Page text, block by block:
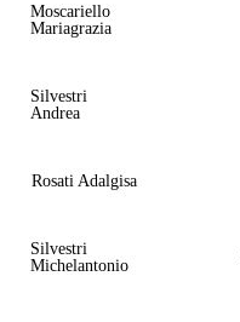
Moscariello
Mariagrazia
Silvestri
Andrea
Rosati Adalgisa
Silvestri
Michelantonio